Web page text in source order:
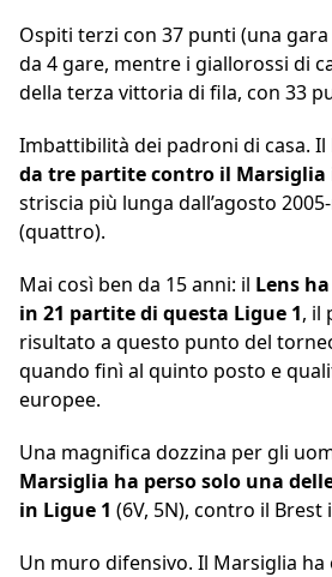
Ospiti terzi con 37 punti (una
da 4 gare, mentre i giallorossi di
della terza vittoria di fila, con 33
Imbattibilità dei padroni di casa. Il
da tre partite contro il Marsiglia
striscia più lunga dall’agosto
(quattro).
Mai così ben da 15 anni: il Lens
in 21 partite di questa Ligue 1, il
risultato a questo punto del
quando finì al quinto posto e
europee.
Una magnifica dozzina per gli
Marsiglia ha perso solo una
in Ligue 1 (6V, 5N), contro il Brest
Un muro difensivo. Il Marsiglia